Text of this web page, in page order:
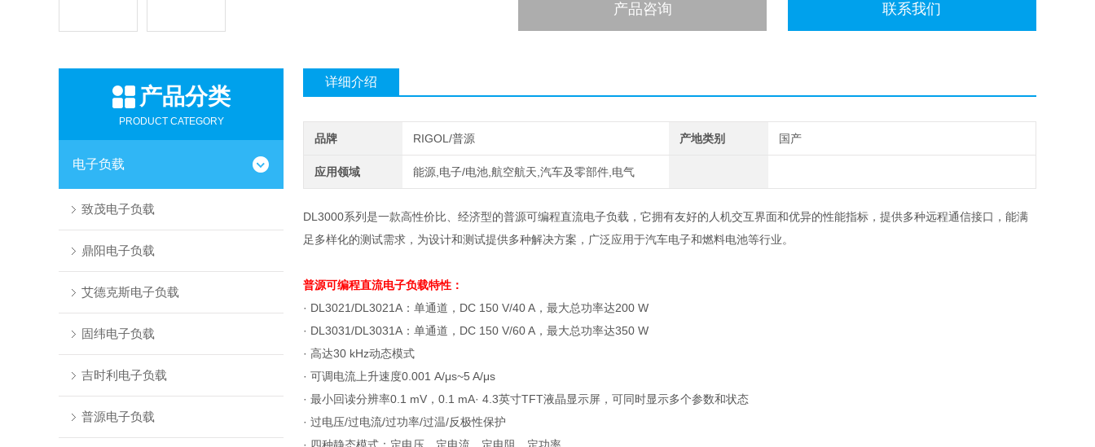
产品咨询 联系我们
产品分类
PRODUCT CATEGORY
电子负载
致茂电子负载
鼎阳电子负载
艾德克斯电子负载
固纬电子负载
吉时利电子负载
普源电子负载
详细介绍
品牌 RIGOL/普源 产地类别 国产
应用领域 能源,电子/电池,航空航天,汽车及零部件,电气
DL3000系列是一款高性价比、经济型的普源可编程直流电子负载，它拥有友好的人机交互界面和优异的性能指标，提供多种远程通信接口，能满
足多样化的测试需求，为设计和测试提供多种解决方案，广泛应用于汽车电子和燃料电池等行业。
普源可编程直流电子负载特性：
· DL3021/DL3021A ：单通道， DC 150 V/40 A ，最大总功率达200 W
· DL3031/DL3031A ：单通道， DC 150 V/60 A ，最大总功率达350 W
· 高达30 kHz动态模式
· 可调电流上升速度0.001 A/μs~5 A/μs
· 最小回读分辨率0.1 mV ， 0.1 mA· 4.3英寸TFT液晶显示屏，可同时显示多个参数和状态
· 过电压/过电流/过功率/过温/反极性保护